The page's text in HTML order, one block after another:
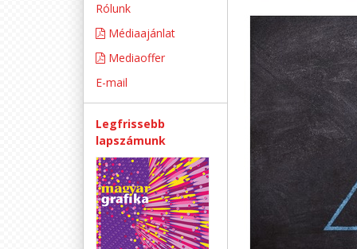
Rólunk
Médiaajánlat
Mediaoffer
E-mail
Legfrissebb
lapszámunk